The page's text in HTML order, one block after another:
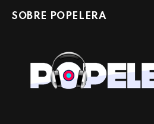
SOBRE POPELERA